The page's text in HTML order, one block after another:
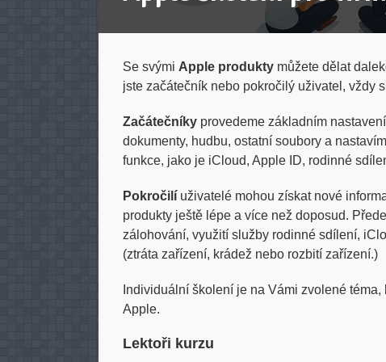
Se svými Apple produkty můžete dělat
jste začátečník nebo pokročilý uživatel, vždy
Začátečníky provedeme základním
dokumenty, hudbu, ostatní soubory a
funkce, jako je iCloud, Apple ID, rodinné
Pokročilí uživatelé mohou získat nové
produkty ještě lépe a více než doposud.
zálohování, využití služby rodinné sdílení,
(ztráta zařízení, krádež nebo rozbití zařízení.)
Individuální školení je na Vámi zvolené
Apple.
Lektoři kurzu